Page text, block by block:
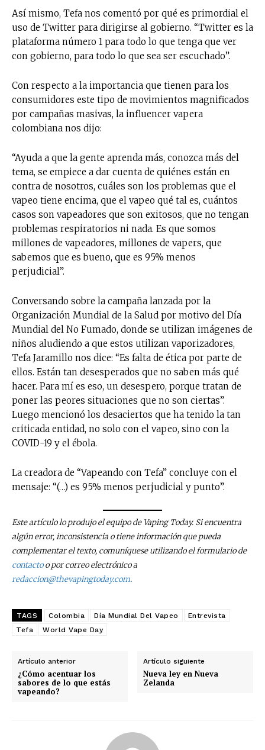
Así mismo, Tefa nos comentó por qué es primordial el
uso de Twitter para dirigirse al gobierno. “Twitter es la
plataforma número 1 para todo lo que tenga que ver
con gobierno, para todo lo que sea ser escuchado”.
Con respecto a la importancia que tienen para los
consumidores este tipo de movimientos magnificados
por campañas masivas, la influencer vapera
colombiana nos dijo:
“Ayuda a que la gente aprenda más, conozca más del
tema, se empiece a dar cuenta de quiénes están en
contra de nosotros, cuáles son los problemas que el
vapeo tiene encima, que el vapeo qué tal es, cuántos
casos son vapeadores que son exitosos, que no tengan
problemas respiratorios ni nada. Es que somos
millones de vapeadores, millones de vapers, que
sabemos que es bueno, que es 95% menos
perjudicial”.
Conversando sobre la campaña lanzada por la
Organización Mundial de la Salud por motivo del Día
Mundial del No Fumado, donde se utilizan imágenes de
niños aludiendo a que estos utilizan vaporizadores,
Tefa Jaramillo nos dice: “Es falta de ética por parte de
ellos. Están tan desesperados que no saben más qué
hacer. Para mí es eso, un desespero, porque tratan de
poner las peores situaciones que no son ciertas”.
Luego mencionó los desaciertos que ha tenido la tan
criticada entidad, no solo con el vapeo, sino con la
COVID-19 y el ébola.
La creadora de “Vapeando con Tefa” concluye con el
mensaje: “(…) es 95% menos perjudicial y punto”.
Este artículo lo produjo el equipo de Vaping Today. Si encuentra
algún error, inconsistencia o tiene información que pueda
complementar el texto, comuníquese utilizando el formulario de
contactoo por correo electrónico a
redaccion@thevapingtoday.com.
TAGS Colombia Día Mundial Del Vapeo
Entrevista
Tefa
World Vape Day
Artículo anterior
¿Cómo acentuar los
sabores de lo que estás
vapeando?
Artículo siguiente
Nueva ley en Nueva
Zelanda